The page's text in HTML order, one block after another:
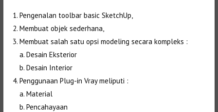
Pengenalan toolbar basic SketchUp,
Membuat objek sederhana,
Membuat salah satu opsi modeling secara kompleks :
a. Desain Eksterior
b. Desain Interior
Penggunaan Plug-in Vray meliputi :
a. Material
b. Pencahayaan